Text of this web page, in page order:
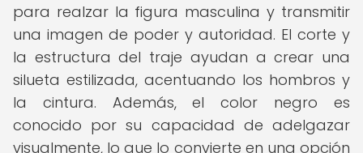
para realzar la figura masculina y transmitir
una imagen de poder y autoridad. El corte y
la estructura del traje ayudan a crear una
silueta estilizada, acentuando los hombros y
la cintura. Además, el color negro es
conocido por su capacidad de adelgazar
visualmente, lo que lo convierte en una opción